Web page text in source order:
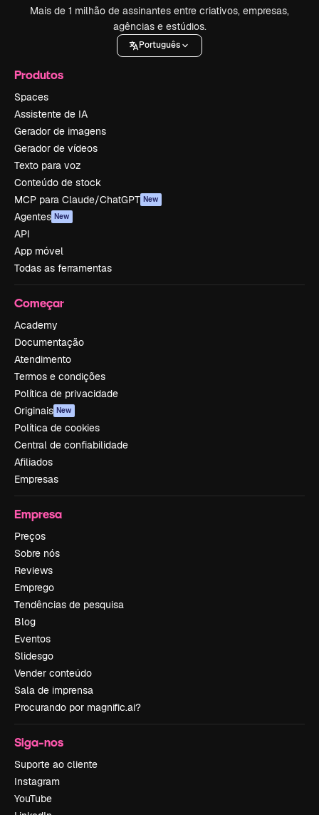
Mais de 1 milhão de assinantes entre criativos, empresas,
agências e estúdios.
Português
Produtos
Spaces
Assistente de IA
Gerador de imagens
Gerador de vídeos
Texto para voz
Conteúdo de stock
MCP para Claude/ChatGPT New
Agentes New
API
App móvel
Todas as ferramentas
Começar
Academy
Documentação
Atendimento
Termos e condições
Política de privacidade
Originais New
Política de cookies
Central de confiabilidade
Afiliados
Empresas
Empresa
Preços
Sobre nós
Reviews
Emprego
Tendências de pesquisa
Blog
Eventos
Slidesgo
Vender conteúdo
Sala de imprensa
Procurando por magnific.ai?
Siga-nos
Suporte ao cliente
Instagram
YouTube